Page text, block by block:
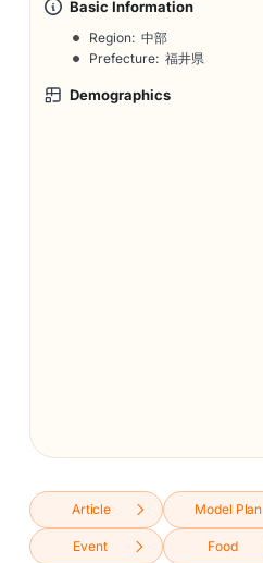
Basic Information
Region: 中部
Prefecture: 福井県
Demographics
Article Model Plan
Event Food